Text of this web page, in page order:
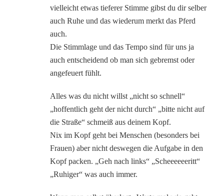
vielleicht etwas tieferer Stimme gibst du dir selber
auch Ruhe und das wiederum merkt das Pferd
auch.
Die Stimmlage und das Tempo sind für uns ja
auch entscheidend ob man sich gebremst oder
angefeuert fühlt.
Alles was du nicht willst „nicht so schnell“
„hoffentlich geht der nicht durch“ „bitte nicht auf
die Straße“ schmeiß aus deinem Kopf.
Nix im Kopf geht bei Menschen (besonders bei
Frauen) aber nicht deswegen die Aufgabe in den
Kopf packen. „Geh nach links“ „Scheeeeeeritt“
„Ruhiger“ was auch immer.